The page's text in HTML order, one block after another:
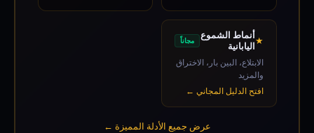
★أنماط الشموع
اليابانية
مجاناً
الابتلاع، البين بار، الاختراق
والمزيد
افتح الدليل المجاني ←
عرض جميع الأدلة المميزة ←